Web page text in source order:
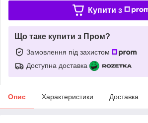
Купити з
Що таке купити з Пром?
Замовлення під захистом
Доступна доставка
Опис Характеристики Доставка